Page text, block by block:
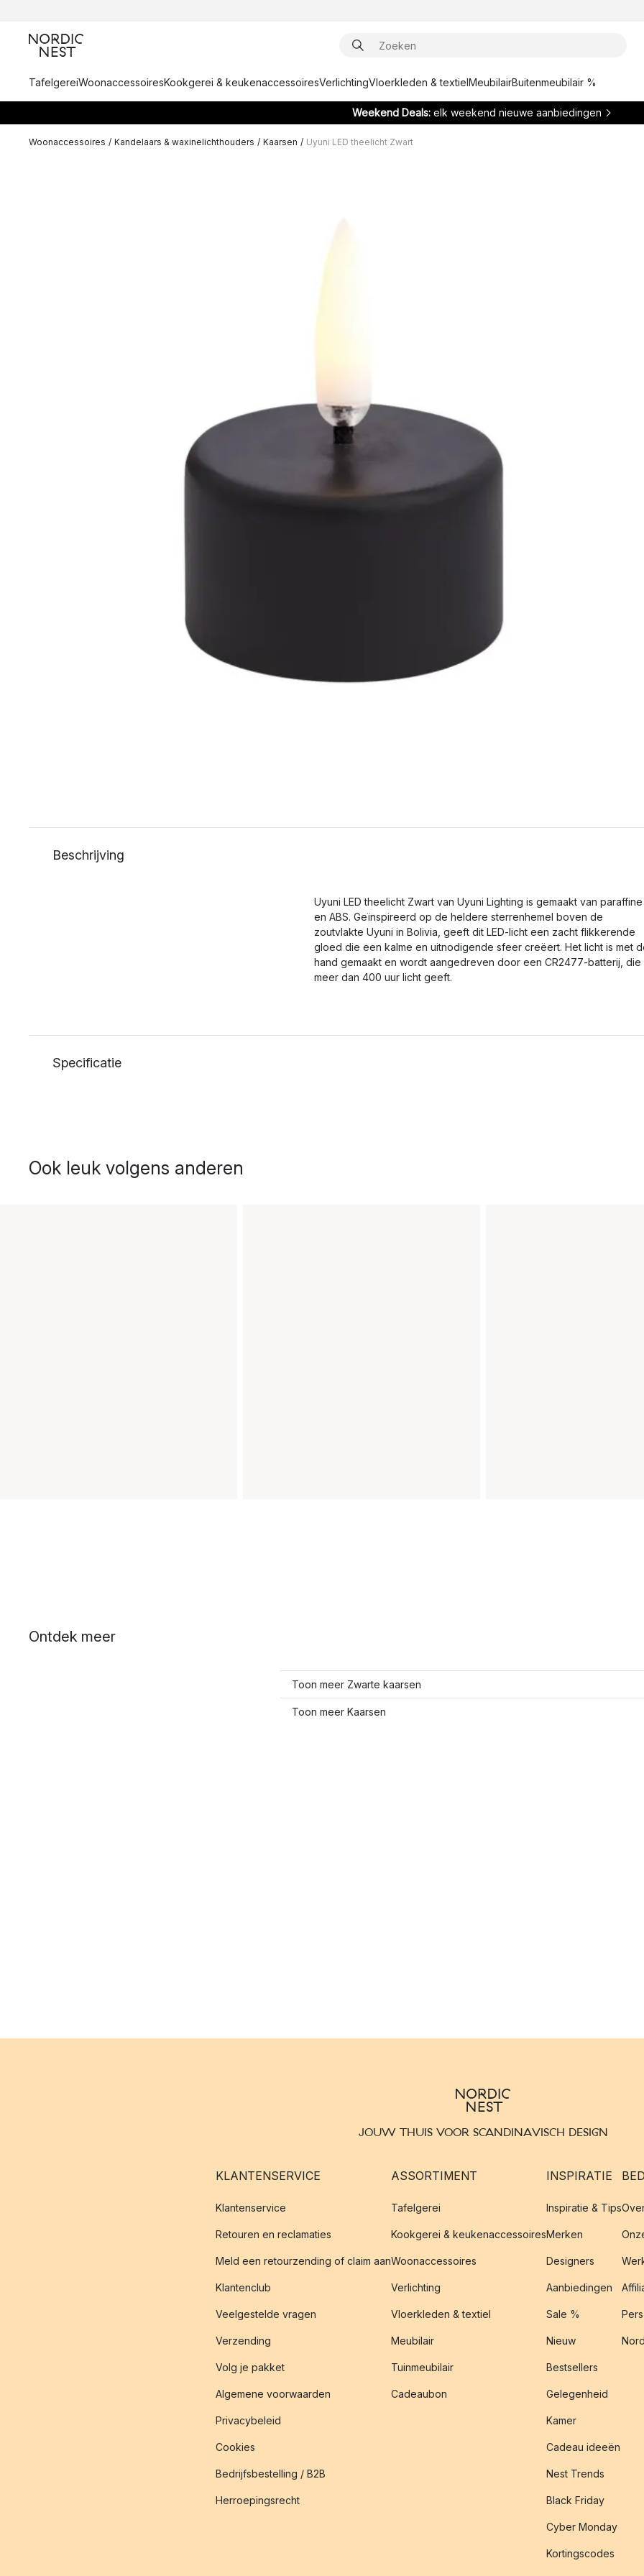
TafelgereiWoonaccessoiresKookgerei & keukenaccessoiresVerlichtingVloerkleden & textielMeubilairBuitenmeubilair %
Weekend Deals: elk weekend nieuwe aanbiedingen
Woonaccessoires / Kandelaars & waxinelichthouders / Kaarsen / Uyuni LED theelicht Zwart
Beschrijving
Uyuni LED theelicht Zwart van Uyuni Lighting is gemaakt van paraffine
en ABS. Geïnspireerd op de heldere sterrenhemel boven de
zoutvlakte Uyuni in Bolivia, geeft dit LED-licht een zacht flikkerende
gloed die een kalme en uitnodigende sfeer creëert. Het licht is met
hand gemaakt en wordt aangedreven door een CR2477-batterij, die
meer dan 400 uur licht geeft.
Specificatie
Ook leuk volgens anderen
Ontdek meer
Toon meer Zwarte kaarsen
Toon meer Kaarsen
JOUW THUIS VOOR SCANDINAVISCH DESIGN
KLANTENSERVICE
Klantenservice
Retouren en reclamaties
Meld een retourzending of claim aan
Klantenclub
Veelgestelde vragen
Verzending
Volg je pakket
Algemene voorwaarden
Privacybeleid
Cookies
Bedrijfsbestelling / B2B
Herroepingsrecht
ASSORTIMENT
Tafelgerei
Kookgerei & keukenaccessoires
Woonaccessoires
Verlichting
Vloerkleden & textiel
Meubilair
Tuinmeubilair
Cadeaubon
INSPIRATIE
Inspiratie & Tips
Merken
Designers
Aanbiedingen
Sale %
Nieuw
Bestsellers
Gelegenheid
Kamer
Cadeau ideeën
Nest Trends
Black Friday
Cyber Monday
Kortingscodes
Pers